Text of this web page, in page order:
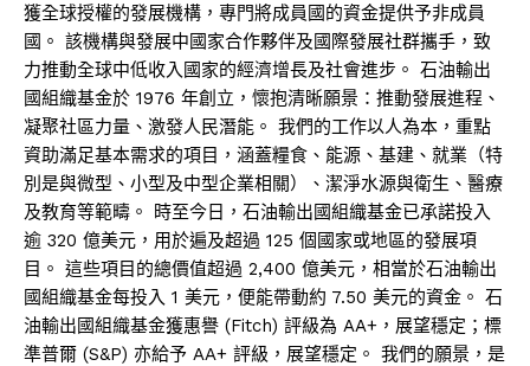
獲全球授權的發展機構，專門將成員國的資金提供予非成員
國。 該機構與發展中國家合作夥伴及國際發展社群攜手，致
力推動全球中低收入國家的經濟增長及社會進步。 石油輸出
國組織基金於 1976 年創立，懷抱清晰願景：推動發展進程、
凝聚社區力量、激發人民潛能。 我們的工作以人為本，重點
資助滿足基本需求的項目，涵蓋糧食、能源、基建、就業（特
別是與微型、小型及中型企業相關）、潔淨水源與衛生、醫療
及教育等範疇。 時至今日，石油輸出國組織基金已承諾投入
逾 320 億美元，用於遍及超過 125 個國家或地區的發展項
目。 這些項目的總價值超過 2,400 億美元，相當於石油輸出
國組織基金每投入 1 美元，便能帶動約 7.50 美元的資金。 石
油輸出國組織基金獲惠譽 (Fitch) 評級為 AA+，展望穩定；標
準普爾 (S&P) 亦給予 AA+ 評級，展望穩定。 我們的願景，是